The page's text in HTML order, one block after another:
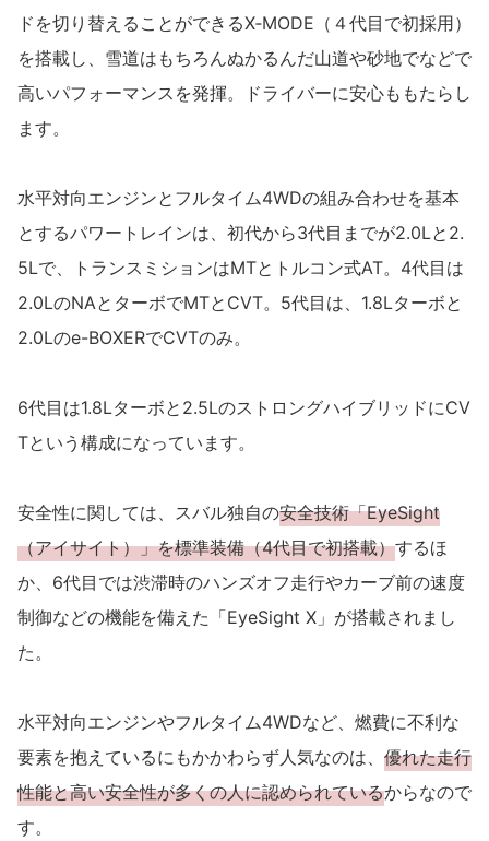
ドを切り替えることができるX‐MODE（４代目で初採用）
を搭載し、雪道はもちろんぬかるんだ山道や砂地でなどで
高いパフォーマンスを発揮。ドライバーに安心ももたらし
ます。
水平対向エンジンとフルタイム4WDの組み合わせを基本
とするパワートレインは、初代から3代目までが2.0Lと2.
5Lで、トランスミションはMTとトルコン式AT。4代目は
2.0LのNAとターボでMTとCVT。5代目は、1.8Lターボと
2.0Lのe-BOXERでCVTのみ。
6代目は1.8Lターボと2.5LのストロングハイブリッドにCV
Tという構成になっています。
安全性に関しては、スバル独自の安全技術「EyeSight
（アイサイト）」を標準装備（4代目で初搭載）するほ
か、6代目では渋滞時のハンズオフ走行やカーブ前の速度
制御などの機能を備えた「EyeSight X」が搭載されまし
た。
水平対向エンジンやフルタイム4WDなど、燃費に不利な
要素を抱えているにもかかわらず人気なのは、 優れた走行
性能と高い安全性が多くの人に認められているからなので
す。